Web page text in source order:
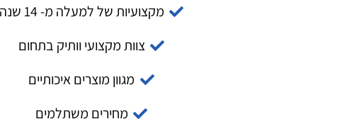
מקצועיות של למעלה מ- 14 שנה
צוות מקצועי וותיק בתחום
מגוון מוצרים איכותיים
מחירים משתלמים